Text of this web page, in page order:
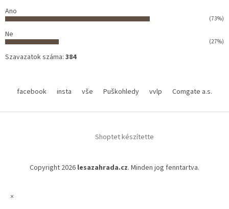
Ano
(73%)
Ne
(27%)
Szavazatok száma: 384
facebook insta vše Puškohledy vvlp Comgate a.s.
Shoptet készítette
Copyright 2026 lesazahrada.cz. Minden jog fenntartva.
×